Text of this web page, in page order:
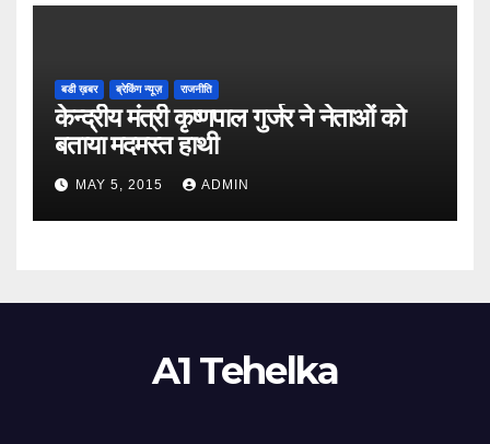
बडी ख़बर ब्रेकिंग न्यूज़ राजनीति
केन्द्रीय मंत्री कृष्णपाल गुर्जर ने नेताओं को
बताया मदमस्त हाथी
MAY 5, 2015 ADMIN
A1 Tehelka